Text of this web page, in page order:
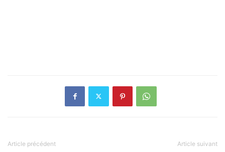
Article précédent Article suivant